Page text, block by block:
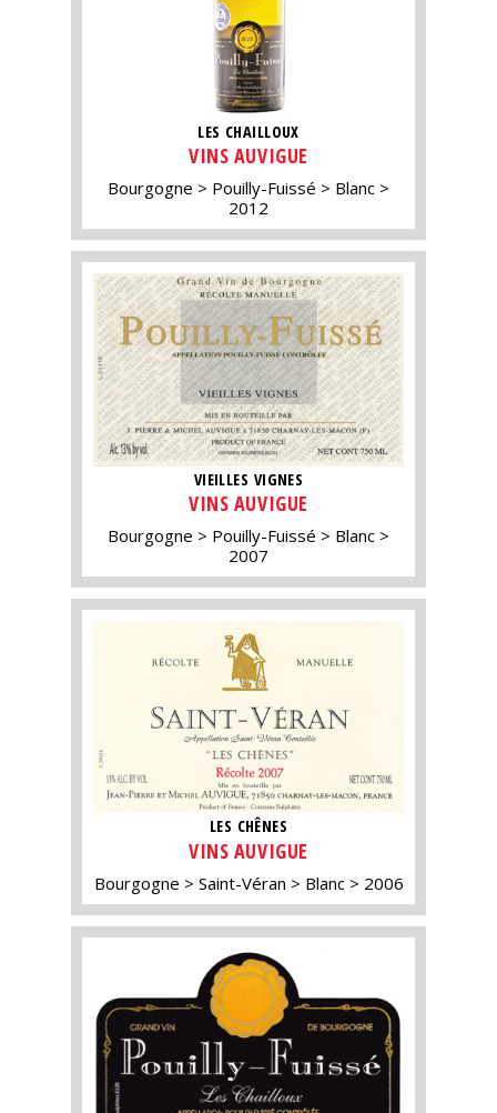
LES CHAILLOUX
VINS AUVIGUE
Bourgogne Pouilly-Fuissé
Blanc
2012
VIEILLES VIGNES
VINS AUVIGUE
Bourgogne Pouilly-Fuissé
Blanc
2007
LES CHÊNES
VINS AUVIGUE
Bourgogne Saint-Véran Blanc 2006